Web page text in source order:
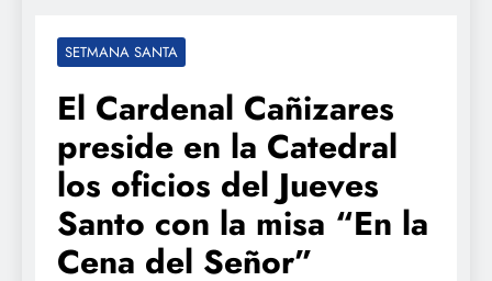
SETMANA SANTA
El Cardenal Cañizares
preside en la Catedral
los oficios del Jueves
Santo con la misa “En la
Cena del Señor”